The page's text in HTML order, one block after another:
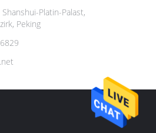
Platin-Palast,
Peking